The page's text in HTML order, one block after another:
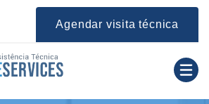
Agendar visita técnica